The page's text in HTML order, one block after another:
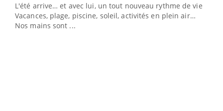
L'été arrive… et avec lui, un tout nouveau rythme de vie !
Vacances, plage, piscine, soleil, activités en plein air…
Nos mains sont ...